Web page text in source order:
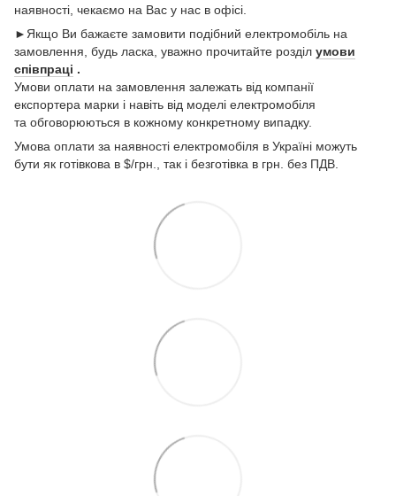
наявності, чекаємо на Вас у нас в офісі.
►Якщо Ви бажаєте замовити подібний електромобіль на
замовлення, будь ласка, уважно прочитайте розділ умови
співпраці .
Умови оплати на замовлення залежать від компанії
експортера марки і навіть від моделі електромобіля
та обговорюються в кожному конкретному випадку.
Умова оплати за наявності електромобіля в Україні можуть
бути як готівкова в $/грн., так і безготівка в грн. без ПДВ.